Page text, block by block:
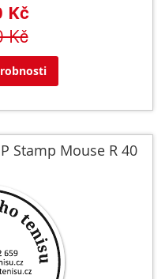
Kč
Kč
Stamp Mouse R 40